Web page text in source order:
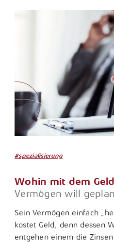
#spezialisierung
Wohin mit dem
Vermögen will
Sein Vermögen einfach
kostet Geld, denn dessen
entgehen einem die